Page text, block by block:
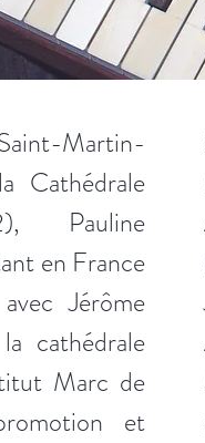
Martin-
Cathédrale
Pauline
en France
Jérôme
cathédrale
Marc de
et